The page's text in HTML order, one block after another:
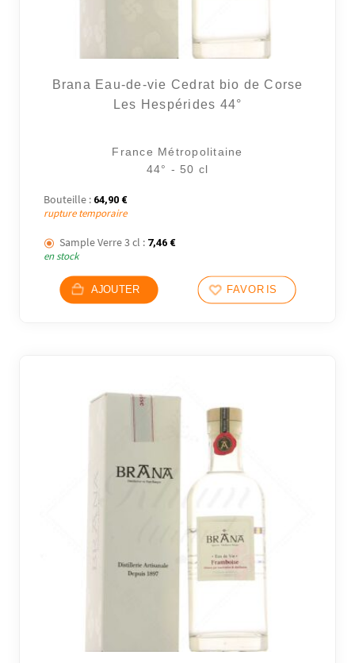
Brana Eau-de-vie Cedrat bio de Corse
Les Hespérides 44°
France Métropolitaine
44° - 50 cl
Bouteille : 64,90 €
rupture temporaire
Sample Verre 3 cl : 7,46 €
en stock
AJOUTER FAVORIS